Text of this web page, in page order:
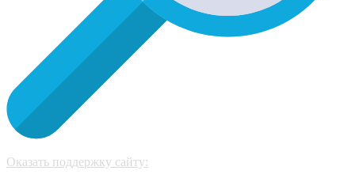
Оказать поддержку сайту: